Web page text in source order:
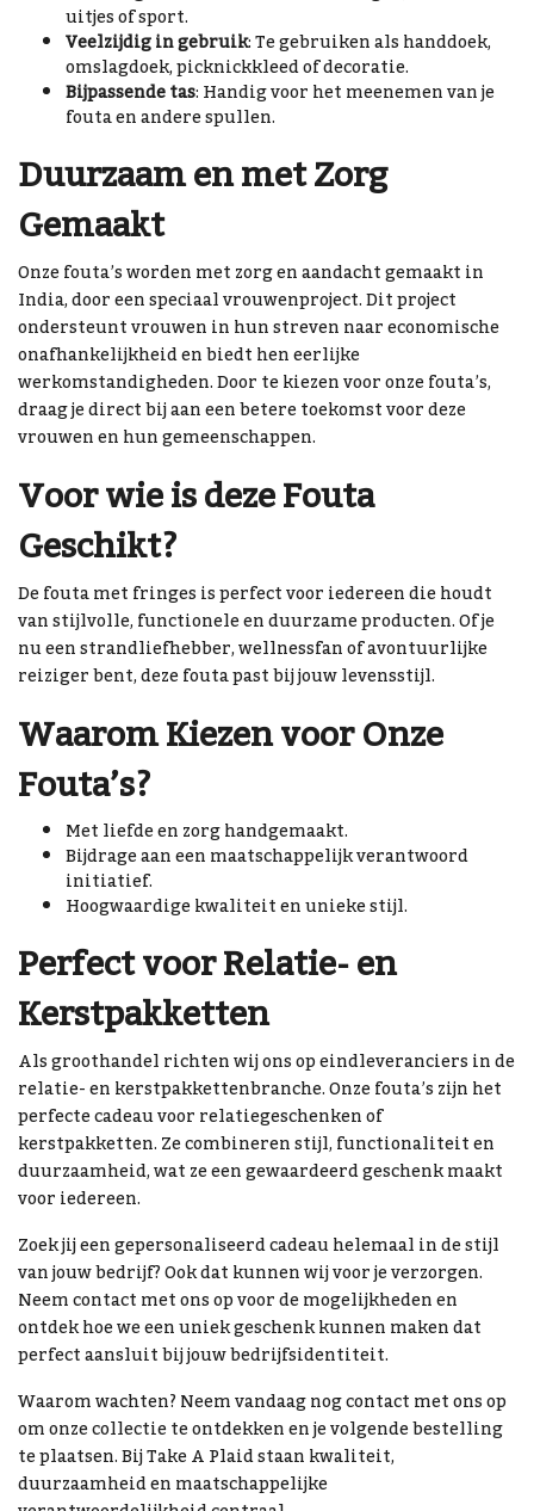
uitjes of sport.
Veelzijdig in gebruik: Te gebruiken als handdoek,
omslagdoek, picknickkleed of decoratie.
Bijpassende tas: Handig voor het meenemen van je
fouta en andere spullen.
Duurzaam en met Zorg
Gemaakt
Onze fouta’s worden met zorg en aandacht gemaakt in
India, door een speciaal vrouwenproject. Dit project
ondersteunt vrouwen in hun streven naar economische
onafhankelijkheid en biedt hen eerlijke
werkomstandigheden. Door te kiezen voor onze fouta’s,
draag je direct bij aan een betere toekomst voor deze
vrouwen en hun gemeenschappen.
Voor wie is deze Fouta
Geschikt?
De fouta met fringes is perfect voor iedereen die houdt
van stijlvolle, functionele en duurzame producten. Of je
nu een strandliefhebber, wellnessfan of avontuurlijke
reiziger bent, deze fouta past bij jouw levensstijl.
Waarom Kiezen voor Onze
Fouta’s?
Met liefde en zorg handgemaakt.
Bijdrage aan een maatschappelijk verantwoord
initiatief.
Hoogwaardige kwaliteit en unieke stijl.
Perfect voor Relatie- en
Kerstpakketten
Als groothandel richten wij ons op eindleveranciers in de
relatie- en kerstpakkettenbranche. Onze fouta’s zijn het
perfecte cadeau voor relatiegeschenken of
kerstpakketten. Ze combineren stijl, functionaliteit en
duurzaamheid, wat ze een gewaardeerd geschenk maakt
voor iedereen.
Zoek jij een gepersonaliseerd cadeau helemaal in de stijl
van jouw bedrijf? Ook dat kunnen wij voor je verzorgen.
Neem contact met ons op voor de mogelijkheden en
ontdek hoe we een uniek geschenk kunnen maken dat
perfect aansluit bij jouw bedrijfsidentiteit.
Waarom wachten? Neem vandaag nog contact met ons op
om onze collectie te ontdekken en je volgende bestelling
te plaatsen. Bij Take A Plaid staan kwaliteit,
duurzaamheid en maatschappelijke